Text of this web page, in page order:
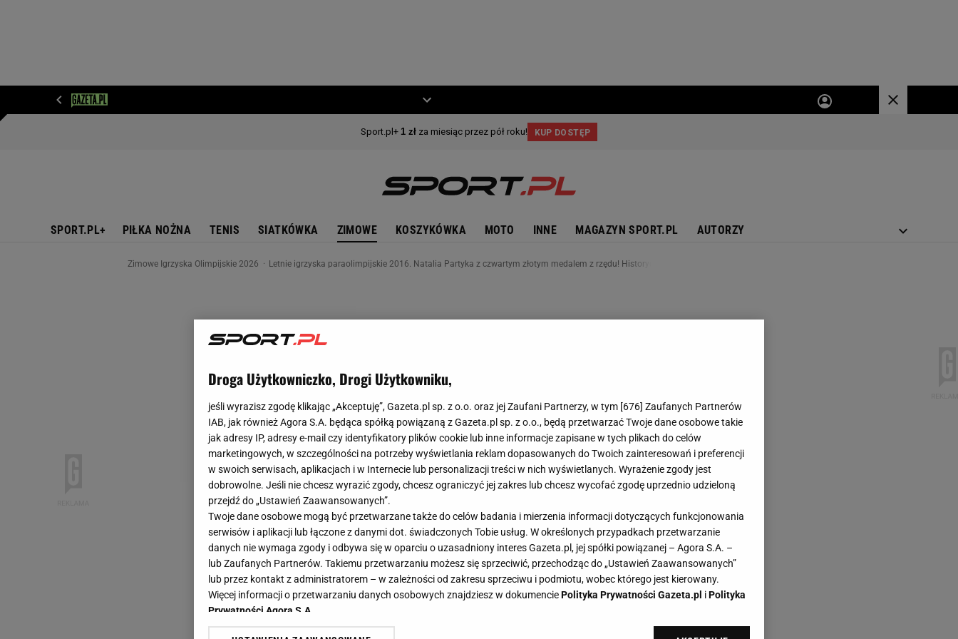
SPORT.PL+ PIŁKA NOŻNA TENIS SIATKÓWKA ZIMOWE KOSZYKÓWKA MOTO INNE MAGAZYN SPORT.PL AUTORZY
Zimowe Igrzyska Olimpijskie 2026 Letnie igrzyska paraolimpijskie 2016. Natalia Partyka z czwartym złotym medalem z rzędu! Historyczny wyczyn
Droga Użytkowniczko, Drogi Użytkowniku,
jeśli wyrazisz zgodę klikając „Akceptuję”, Gazeta.pl sp. z o.o. oraz jej Zaufani Partnerzy, w tym [676] Zaufanych Partnerów
IAB, jak również Agora S.A. będąca spółką powiązaną z Gazeta.pl sp. z o.o., będą przetwarzać Twoje dane osobowe takie
jak adresy IP, adresy e-mail czy identyfikatory plików cookie lub inne informacje zapisane w tych plikach do celów
marketingowych, w szczególności na potrzeby wyświetlania reklam dopasowanych do Twoich zainteresowań i preferencji
w swoich serwisach, aplikacjach i w Internecie lub personalizacji treści w nich wyświetlanych. Wyrażenie zgody jest
dobrowolne. Jeśli nie chcesz wyrazić zgody, chcesz ograniczyć jej zakres lub chcesz wycofać zgodę uprzednio udzieloną
przejdź do „Ustawień Zaawansowanych”.
Twoje dane osobowe mogą być przetwarzane także do celów badania i mierzenia informacji dotyczących funkcjonowania
serwisów i aplikacji lub łączone z danymi dot. świadczonych Tobie usług. W określonych przypadkach przetwarzanie
danych nie wymaga zgody i odbywa się w oparciu o uzasadniony interes Gazeta.pl, jej spółki powiązanej – Agora S.A. –
lub Zaufanych Partnerów. Takiemu przetwarzaniu możesz się sprzeciwić, przechodząc do „Ustawień Zaawansowanych”
lub przez kontakt z administratorem – w zależności od zakresu sprzeciwu i podmiotu, wobec którego jest kierowany.
Więcej informacji o przetwarzaniu danych osobowych znajdziesz w dokumenciePolityka Prywatności Gazeta.pl iPolityka
Prywatności Agora S.A.